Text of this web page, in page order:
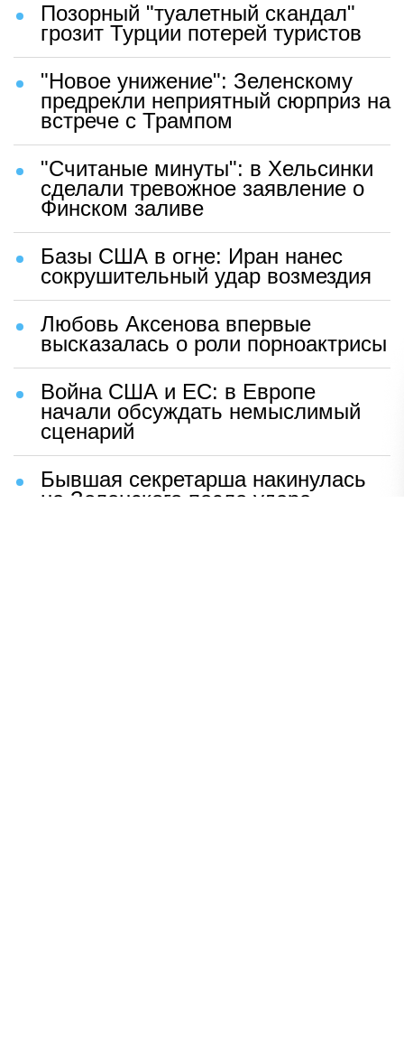
Позорный "туалетный скандал"
грозит Турции потерей туристов
"Новое унижение": Зеленскому
предрекли неприятный сюрприз на
встрече с Трампом
"Считаные минуты": в Хельсинки
сделали тревожное заявление о
Финском заливе
Базы США в огне: Иран нанес
сокрушительный удар возмездия
Любовь Аксенова впервые
высказалась о роли порноактрисы
Война США и ЕС: в Европе
начали обсуждать немыслимый
сценарий
Бывшая секретарша накинулась
на Зеленского после удара